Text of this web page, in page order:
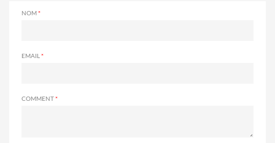
NOM
EMAIL
COMMENT